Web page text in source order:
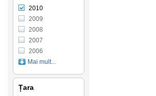
2010
2009
2008
2007
2006
Mai mult...
Țara